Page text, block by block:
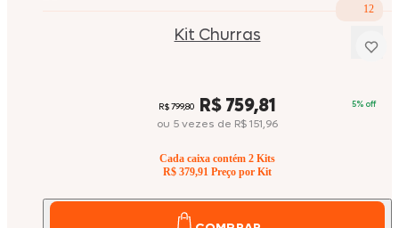
Kit Churras
Original price:
R$ 799,80 Price:
R$ 759,81 5% off
ou 5vezes de R$ 151,96
Cada caixa contém 2 Kits
R$ 379,91 Preço por Kit
12